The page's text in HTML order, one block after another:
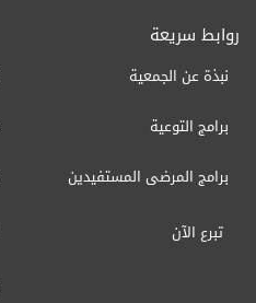
روابط سريعة
نبذة عن الجمعية
برامج التوعية
برامج المرضى المستفيدين
تبرع الآن